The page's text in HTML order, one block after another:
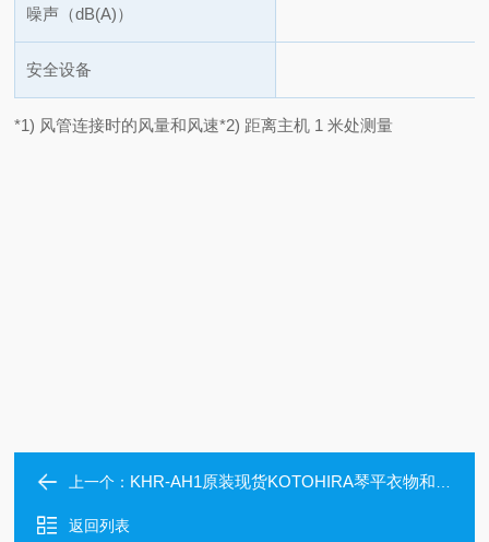
噪声（dB(A)）
安全设备
*1) 风管连接时的风量和风速*2) 距离主机 1 米处测量
上一个： KHR-AH1原装现货KOTOHIRA琴平衣物和头发除尘器
返回列表